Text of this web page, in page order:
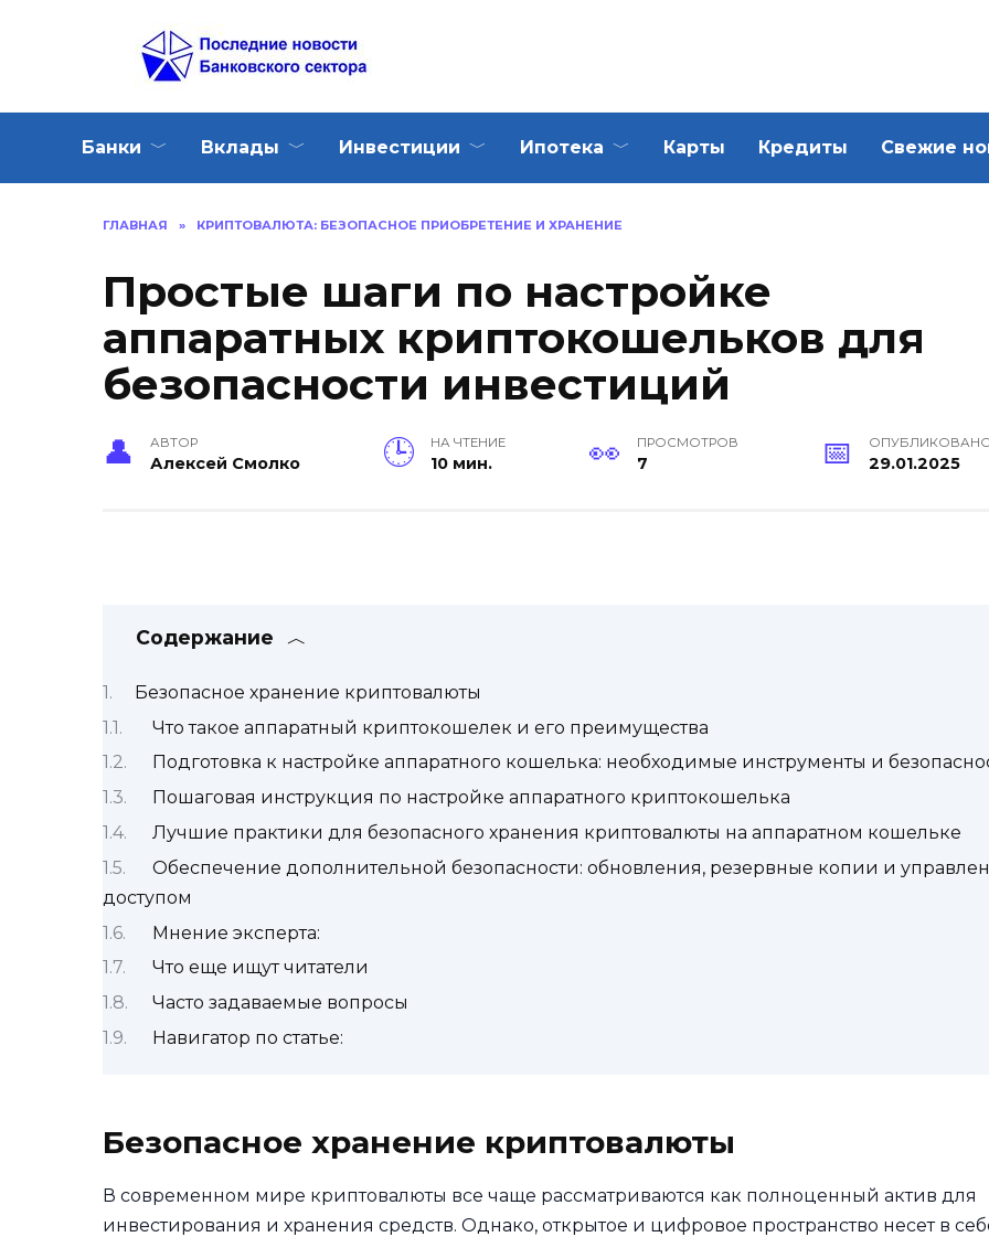
Банки Вклады Инвестиции Ипотека Карты Кредиты Свежие
ГЛАВНАЯ » КРИПТОВАЛЮТА: БЕЗОПАСНОЕ ПРИОБРЕТЕНИЕ И ХРАНЕНИЕ
Простые шаги по настройке
аппаратных криптокошельков для
безопасности инвестиций
АВТОР
Алексей Смолко
НА ЧТЕНИЕ
10 мин.
ПРОСМОТРОВ
7 29.01.2025
Содержание
Безопасное хранение криптовалюты
Что такое аппаратный криптокошелек и его преимущества
Подготовка к настройке аппаратного кошелька: необходимые инструменты и
Пошаговая инструкция по настройке аппаратного криптокошелька
Лучшие практики для безопасного хранения криптовалюты на аппаратном кошельке
Обеспечение дополнительной безопасности: обновления, резервные копии и
доступом
Мнение эксперта:
Что еще ищут читатели
Часто задаваемые вопросы
Навигатор по статье:
Безопасное хранение криптовалюты
В современном мире криптовалюты все чаще рассматриваются как полноценный актив для
инвестирования и хранения средств. Однако, открытое и цифровое пространство несет в